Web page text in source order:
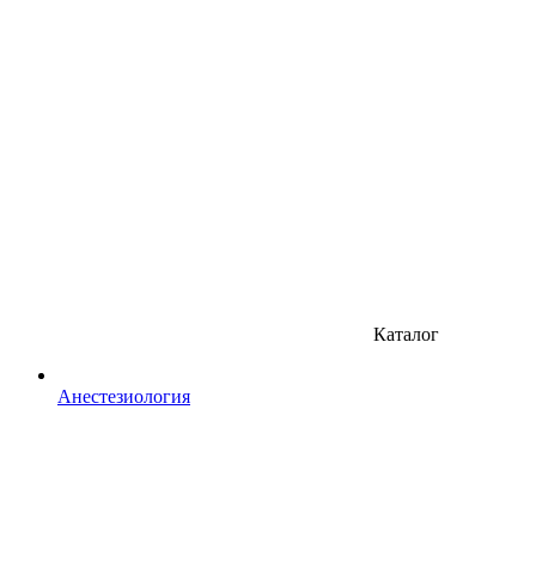
Каталог
Анестезиология